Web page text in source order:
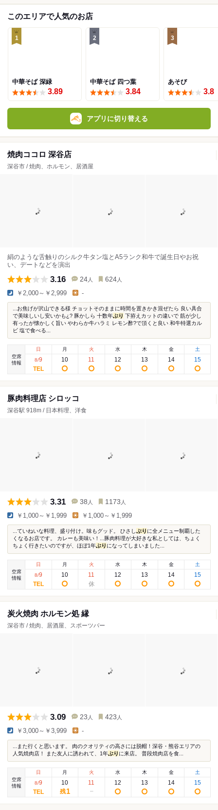
このエリアで人気のお店
1
中華そば 深緑
3.89
2
中華そば 四つ葉
3.84
3
あそび
3.8
アプリに切り替える
焼肉ココロ 深谷店
深谷市 / 焼肉、ホルモン、居酒屋
絹のような舌触りのシルク牛タン塩とA5ランク和牛で誕生日やお祝
い、デートなどを演出
3.16 24 人 624 人
￥2,000～￥2,999 -
...お焦げが沢山できる様 チョットそのままに時間を置きかき混ぜたら 良い具合
で美味しいし安いかも¿? 豚かしら 十数年ぶり 下拵えカットの違いで 筋が少し
有ったが懐かしく旨い やわらか牛ハラミ レモン酢?で頂くと良い 和牛特選カル
ビ 塩で食べる...
空席
情報
日
8/9
月
10
火
11
水
12
木
13
金
14
土
15
豚肉料理店 シロッコ
深谷駅 918m / 日本料理、洋食
3.31 38 人 1173 人
￥1,000～￥1,999 ￥1,000～￥1,999
...ていねいな料理、盛り付け。味もグッド。 ひさしぶり に全メニュー制覇した
くなるお店です。 カレーも美味い！...豚肉料理が大好きな私としては、ちょく
ちょく行きたいのですが、ほぼ1年ぶり になってしまいました...
空席
情報
日
8/9
月
10
火
11
水
12
木
13
金
14
土
15
炭火焼肉 ホルモン処 縁
深谷市 / 焼肉、居酒屋、スポーツバー
3.09 23 人 423 人
￥3,000～￥3,999 -
...また行くと思います。 肉のクオリティの高さには脱帽！深谷・熊谷エリアの
人気焼肉店！ また友人に誘われて、1年ぶり に来店。 普段焼肉店を食...
空席
情報
日
8/9
月
10
残1
火
11
水
12
木
13
金
14
土
15